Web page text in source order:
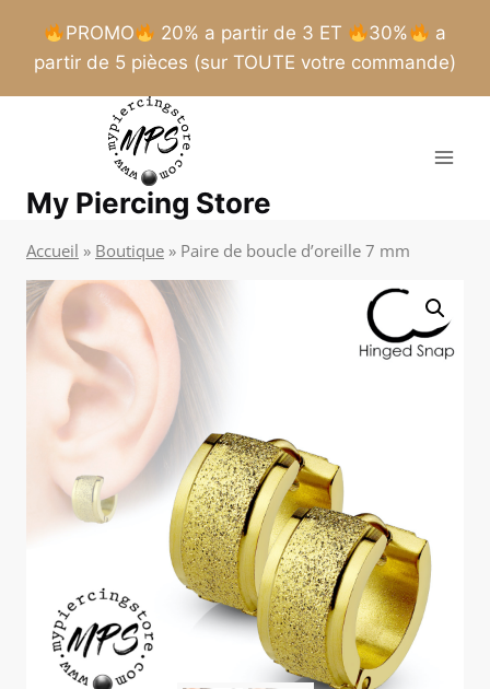
PROMO 20% a partir de 3 ET 30%
a
partir de 5 pièces (sur TOUTE votre commande)
My Piercing Store
Accueil » Boutique » Paire de boucle d’oreille 7 mm